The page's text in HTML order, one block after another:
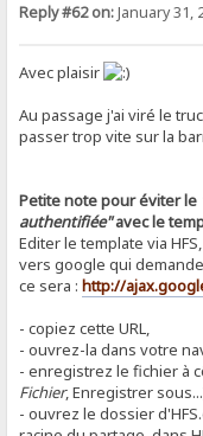
Reply #62 on:January 31,
Avec plaisir
Au passage j'ai viré le
passer trop vite sur la
Petite note pour éviter le
authentifiée"avec le
Editer le template via
vers google qui
ce sera :http://
- copiez cette URL,
- ouvrez-la dans votre
- enregistrez le fichier à
Fichier, Enregistrer
- ouvrez le dossier